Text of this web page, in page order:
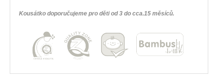
Kousátko doporučujeme pro děti od 3 do cca.15 měsíců.